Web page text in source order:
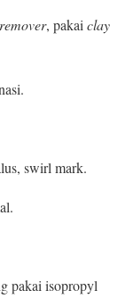
, pakai clay
swirl mark.
pakai isopropyl